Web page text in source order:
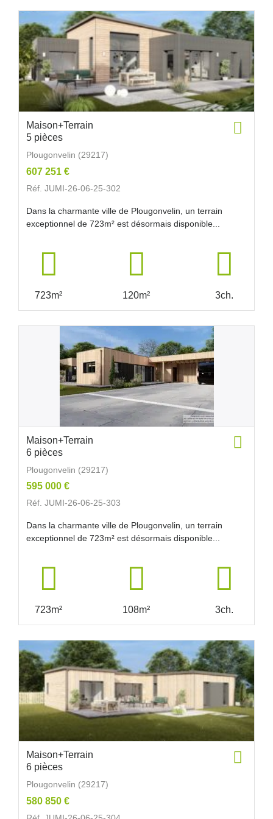
Maison+Terrain
5 pièces
Plougonvelin (29217)
607 251 €
Réf. JUMI-26-06-25-302
Dans la charmante ville de Plougonvelin, un terrain
exceptionnel de 723m² est désormais disponible...
723m² 120m² 3ch.
Maison+Terrain
6 pièces
Plougonvelin (29217)
595 000 €
Réf. JUMI-26-06-25-303
Dans la charmante ville de Plougonvelin, un terrain
exceptionnel de 723m² est désormais disponible...
723m² 108m² 3ch.
Maison+Terrain
6 pièces
Plougonvelin (29217)
580 850 €